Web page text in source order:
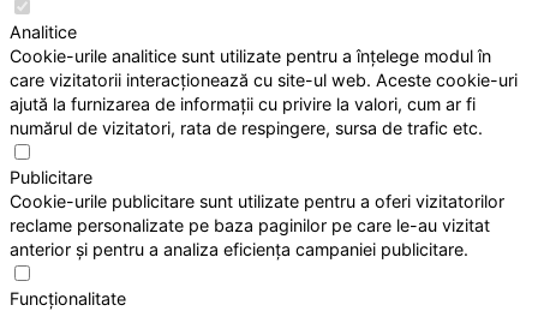
Analitice
Cookie-urile analitice sunt utilizate pentru a înțelege modul în
care vizitatorii interacționează cu site-ul web. Aceste cookie-uri
ajută la furnizarea de informații cu privire la valori, cum ar fi
numărul de vizitatori, rata de respingere, sursa de trafic etc.
Publicitare
Cookie-urile publicitare sunt utilizate pentru a oferi vizitatorilor
reclame personalizate pe baza paginilor pe care le-au vizitat
anterior și pentru a analiza eficiența campaniei publicitare.
Funcționalitate